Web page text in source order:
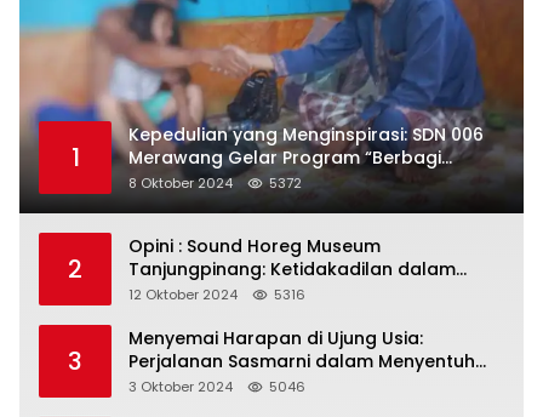
1
Kepedulian yang Menginspirasi: SDN 006
Merawang Gelar Program “Berbagi
Segenggam Beras”
8 Oktober 2024 5372
2
Opini : Sound Horeg Museum
Tanjungpinang: Ketidakadilan dalam
Representasi
12 Oktober 2024 5316
3
Menyemai Harapan di Ujung Usia:
Perjalanan Sasmarni dalam Menyentuh
Hati dan Jiwa
3 Oktober 2024 5046